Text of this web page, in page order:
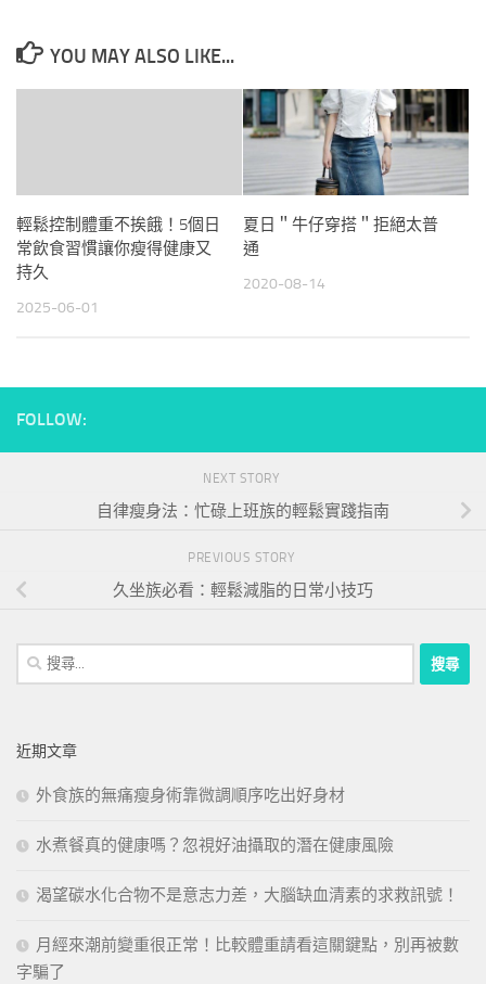
YOU MAY ALSO LIKE...
輕鬆控制體重不挨餓！5個日
常飲食習慣讓你瘦得健康又
持久
2025-06-01
夏日＂牛仔穿搭＂拒絕太普
通
2020-08-14
FOLLOW:
NEXT STORY
自律瘦身法：忙碌上班族的輕鬆實踐指南
PREVIOUS STORY
久坐族必看：輕鬆減脂的日常小技巧
搜
尋
字:
近期文章
外食族的無痛瘦身術靠微調順序吃出好身材
水煮餐真的健康嗎？忽視好油攝取的潛在健康風險
渴望碳水化合物不是意志力差，大腦缺血清素的求救訊號！
月經來潮前變重很正常！比較體重請看這關鍵點，別再被數
字騙了